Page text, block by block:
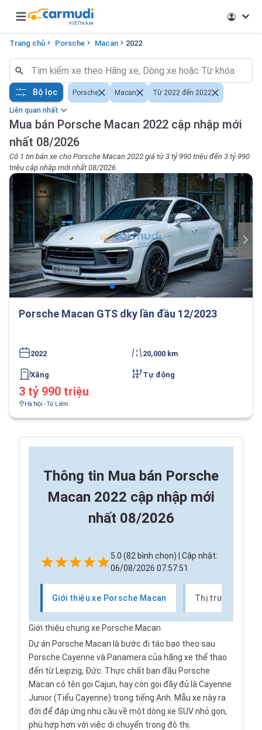
Open main menu
Trang chủ Porsche Macan 2022
Liên quan nhất
Mua bán Porsche Macan 2022 cập nhập mới
nhất 08/2026
Có 1 tin bán xe cho Porsche Macan 2022 giá từ 3 tỷ 990 triệu đến 3 tỷ 990
triệu cập nhập mới nhất 08/2026
Bộ lọc Porsche Macan Từ 2022 đến 2022
Porsche Macan GTS dky lần đầu 12/2023
2022 20,000 km
Xăng Tự động
3 tỷ 990 triệu
Hà Nội - Từ Liêm
Thông tin Mua bán Porsche
Macan 2022 cập nhập mới
nhất 08/2026
5.0 (82 bình chọn) | Cập nhật:
06/08/2026 07:57:51
Giới thiệu xe Porsche Macan Thị trường xe
Giới thiệu chung xe Porsche Macan
Dự án Porsche Macan là bước đi táo bạo theo sau
Porsche Cayenne và Panamera của hãng xe thể thao
đến từ Leipzig, Đức. Thực chất ban đầu Porsche
Macan có tên gọi Cajun, hay còn gọi đầy đủ là Cayenne
Junior (Tiểu Cayenne) trong tiếng Anh. Mẫu xe này ra
đời để đáp ứng nhu cầu về một dòng xe SUV nhỏ gọn,
phù hợp hơn với việc di chuyển trong đô thị.